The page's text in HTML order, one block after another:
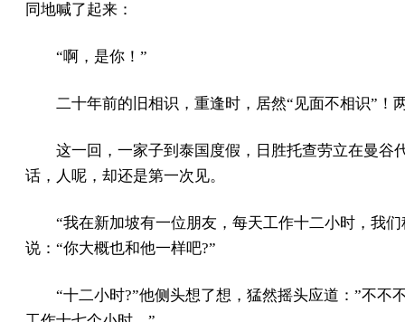
同地喊了起来：
“啊，是你！”
二十年前的旧相识，重逢时，居然“见面不相识”！
这一回，一家子到泰国度假，日胜托查劳立在曼谷
话，人呢，却还是第一次见。
“我在新加坡有一位朋友，每天工作十二小时，我
说：“你大概也和他一样吧?”
“十二小时?”他侧头想了想，猛然摇头应道：”不不